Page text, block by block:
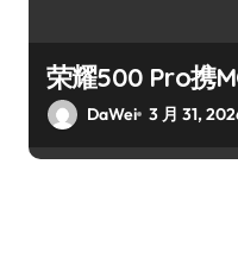
荣耀500 Pro携
DaWei 3 月 31,